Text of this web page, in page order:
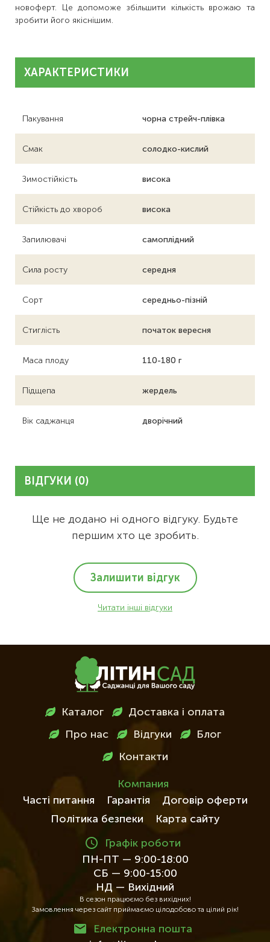
новоферт. Це допоможе збільшити кількість врожаю та
зробити його якіснішим.
ХАРАКТЕРИСТИКИ
Пакування чорна стрейч-плівка
Смак солодко-кислий
Зимостійкість висока
Стійкість до хвороб висока
Запилювачі самоплідний
Сила росту середня
Сорт середньо-пізній
Стиглість початок вересня
Маса плоду 110-180 г
Підщепа жердель
Вік саджанця дворічний
ВІДГУКИ (0)
Ще не додано ні одного відгуку. Будьте
першим хто це зробить.
Залишити відгук
Читати інші відгуки
Каталог Доставка і оплата
Про нас Відгуки Блог
Контакти
Компания
Часті питання
Гарантія
Договір оферти
Політика безпеки
Карта сайту
Графік роботи
ПН-ПТ — 9:00-18:00
СБ — 9:00-15:00
НД — Вихідний
В сезон працюємо без вихідних!
Замовлення через сайт приймаємо цілодобово та цілий рік!
Електронна пошта